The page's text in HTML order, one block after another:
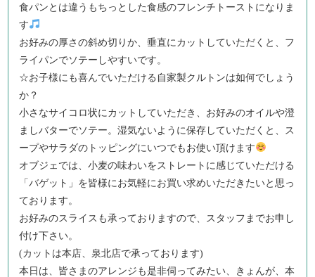
食パンとは違うもちっとした食感のフレンチトーストになりま
す
お好みの厚さの斜め切りか、垂直にカットしていただくと、フ
ライパンでソテーしやすいです。
☆お子様にも喜んでいただける自家製クルトンは如何でしょう
か？
小さなサイコロ状にカットしていただき、お好みのオイルや澄
ましバターでソテー。湿気ないように保存していただくと、ス
ープやサラダのトッピングにいつでもお使い頂けます
オブジェでは、小麦の味わいをストレートに感じていただける
「バゲット」を皆様にお気軽にお買い求めいただきたいと思っ
ております。
お好みのスライスも承っておりますので、スタッフまでお申し
付け下さい。
(カットは本店、泉北店で承っております)
本日は、皆さまのアレンジも是非伺ってみたい、きょんが、本